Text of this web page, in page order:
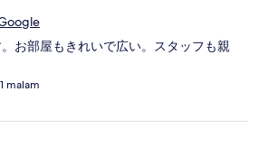
お部屋もきれいで広い。スタッフも親
malam